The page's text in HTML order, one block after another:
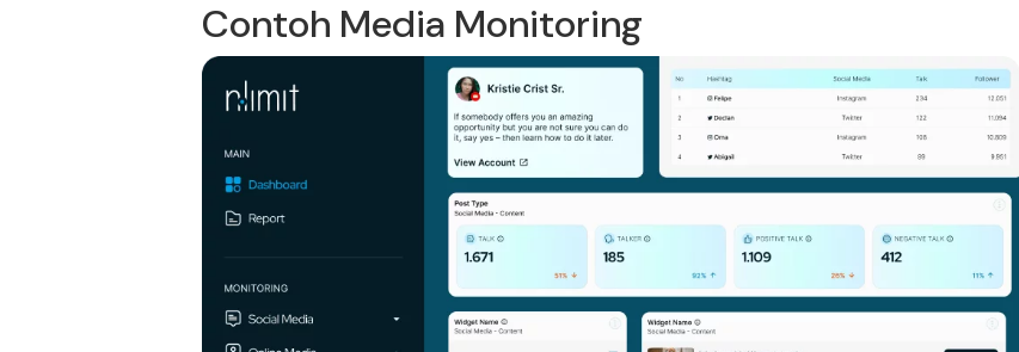
Contoh Media Monitoring